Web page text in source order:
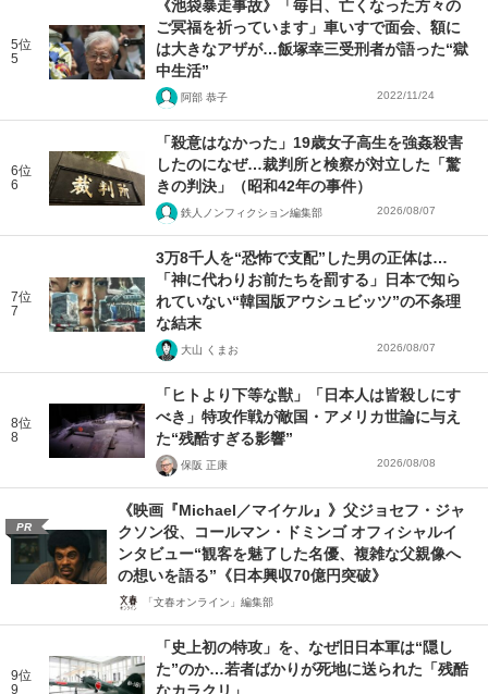
5位
5
《池袋暴走事故》「毎日、亡くなった方々の
ご冥福を祈っています」車いすで面会、額に
は大きなアザが…飯塚幸三受刑者が語った“獄
中生活”
阿部 恭子 2022/11/24
6位
6
「殺意はなかった」19歳女子高生を強姦殺害
したのになぜ…裁判所と検察が対立した「驚
きの判決」（昭和42年の事件）
鉄人ノンフィクション編集部 2026/08/07
7位
7
3万8千人を“恐怖で支配”した男の正体は…
「神に代わりお前たちを罰する」日本で知ら
れていない“韓国版アウシュビッツ”の不条理
な結末
大山 くまお 2026/08/07
8位
8
「ヒトより下等な獣」「日本人は皆殺しにす
べき」特攻作戦が敵国・アメリカ世論に与え
た“残酷すぎる影響”
保阪 正康 2026/08/08
PR
《映画『Michael／マイケル』》父ジョセフ・ジャ
クソン役、コールマン・ドミンゴ オフィシャルイ
ンタビュー“観客を魅了した名優、複雑な父親像へ
の想いを語る”《日本興収70億円突破》
「文春オンライン」編集部
9位
9
「史上初の特攻」を、なぜ旧日本軍は“隠し
た”のか…若者ばかりが死地に送られた「残酷